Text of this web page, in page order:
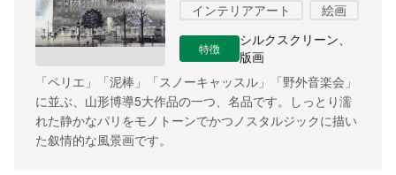
インテリアアート 絵画
特徴
シルクスクリーン、
版画
「ペリエ」「泥棒」「スノーキャッスル」「野外音楽会」
に並ぶ、山形博導5大作品の一つ、名品です。しっとり濡
れた静かなパリをモノトーンでかつノスタルジックに描い
た叙情的な風景画です。